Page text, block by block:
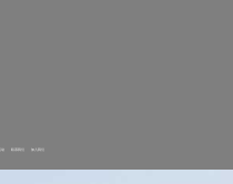
动 联系我们 加入我们